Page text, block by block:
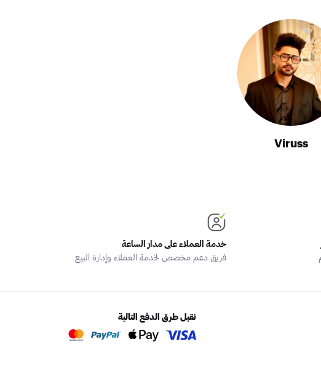
Viruss
خدمة العملاء على مدار الساعة
فريق دعم مخصص لخدمة العملاء وإدارة البيع
نقبل طرق الدفع التالية